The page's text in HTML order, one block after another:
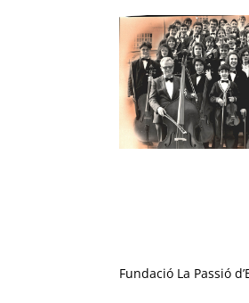
Fundació La Passió